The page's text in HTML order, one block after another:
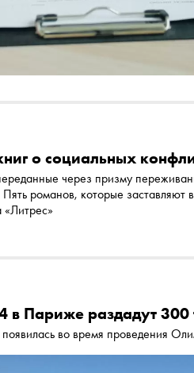
о социальных
через призму
романов, которые заставляют
Париже раздадут 300
во время проведения